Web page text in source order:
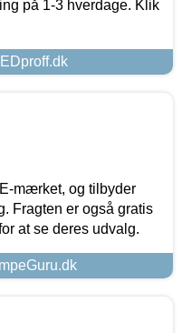
på 1-3 hverdage. Klik
mærket, og tilbyder
Fragten er også gratis
at se deres udvalg.